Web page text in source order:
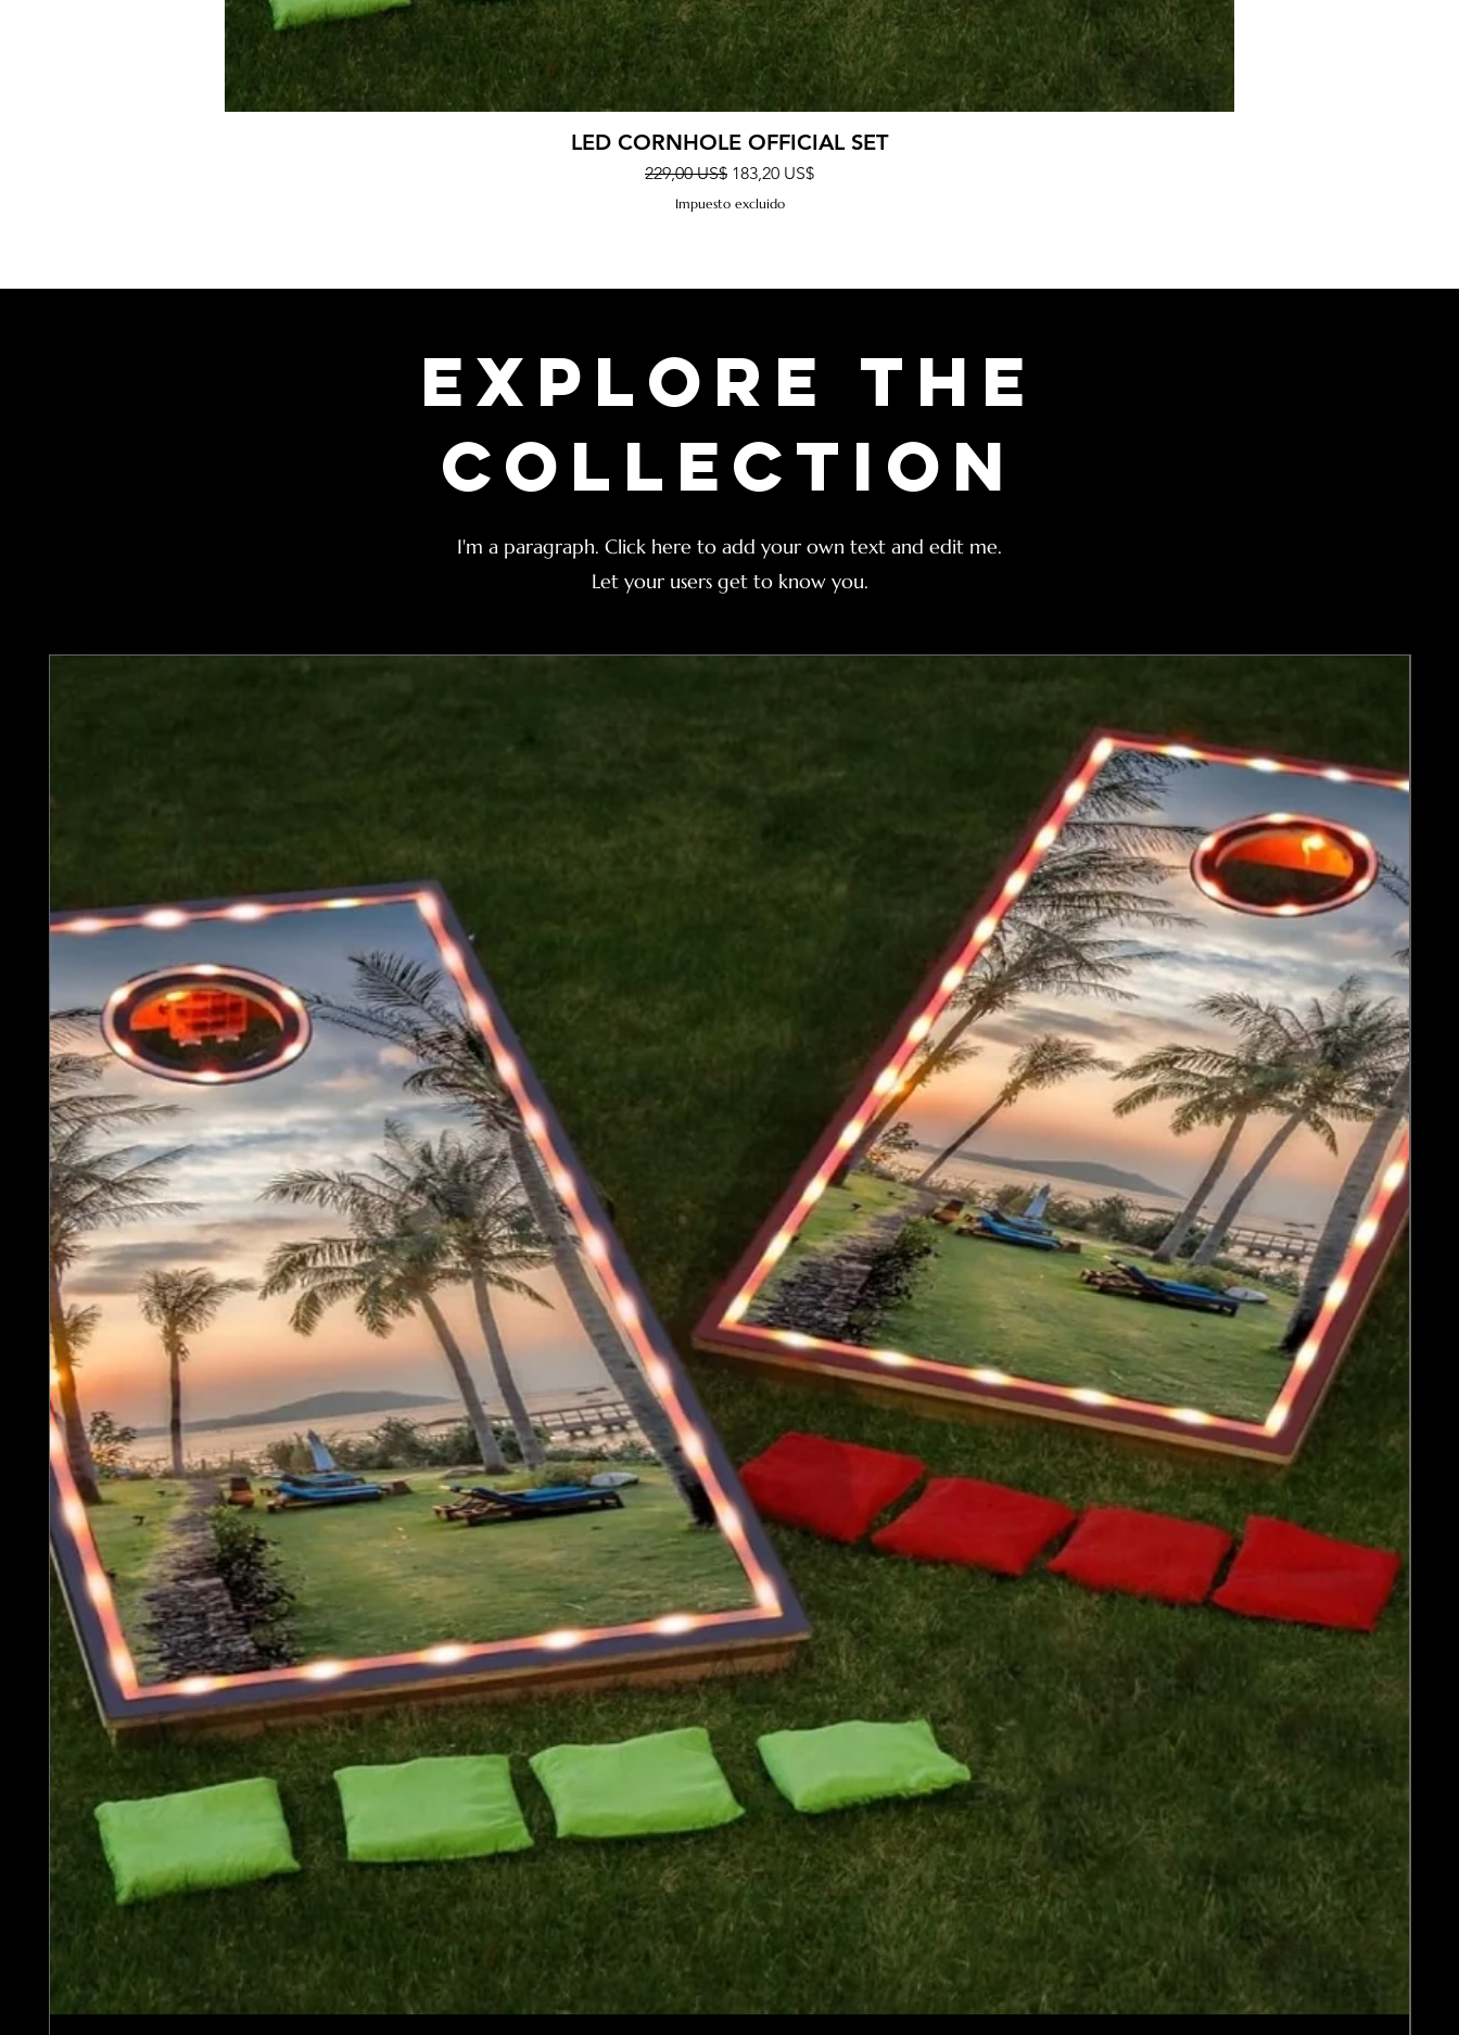
Vista rápida
LED CORNHOLE OFFICIAL SET
Precio
229,00 US$ Precio de oferta
183,20 US$
Impuesto excluido
Explore the
Collection
I'm a paragraph. Click here to add your own text and edit me.
Let your users get to know you.